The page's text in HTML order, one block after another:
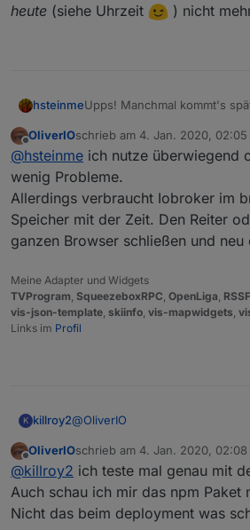
heute (siehe Uhrzeit ) nicht
hsteinmeUpps! Manchmal kommt's
Es handelt sich hier um ein
Firefox, Opera und Edge
der Datenpunkte korrekt und
Chrome benimmt sich kräftig
Sorry für meine voreilige
Soll
(siehe Uhrzeit
Offline
OliverIOschrieb am 4. Jan. 2020, 02:05
zuletzt editiert von
@hsteinme ich nutze überwiegend
wenig Probleme.
Allerdings verbraucht Iobroker im
Speicher mit der Zeit. Den Reiter
ganzen Browser schließen und
Meine Adapter und Widgets
TVProgram, SqueezeboxRPC, OpenLiga,
vis-json-template, skiinfo, vis-mapwidgets,
Links im Profil
K killroy2@OliverIO
eigentlich alles default
Offline
OliverIOschrieb am 4. Jan. 2020, 02:08
zuletzt editiert von
@killroy2 ich teste mal genau mit
Auch schau ich mir das npm Paket
Nicht das beim deployment was